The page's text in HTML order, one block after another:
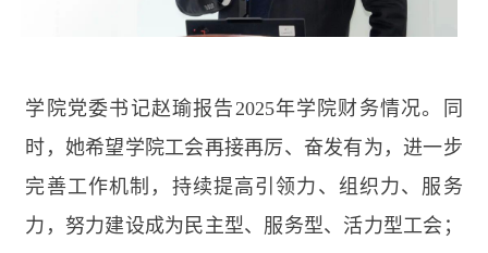
学院党委书记赵瑜报告2025年学院财务情况。同
时，她希望学院工会再接再厉、奋发有为，进一步
完善工作机制，持续提高引领力、组织力、服务
力，努力建设成为民主型、服务型、活力型工会；